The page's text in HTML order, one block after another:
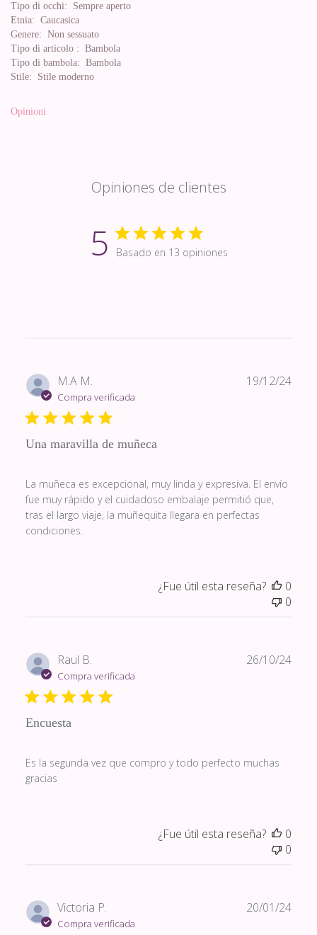
Tipo di occhi: Sempre aperto
Etnia: Caucasica
Genere: Non sessuato
Tipo di articolo : Bambola
Tipo di bambola: Bambola
Stile: Stile moderno
Opinioni
Opiniones de clientes
5 Basado en 13 opiniones
M.A M.
Compra verificada
Una maravilla de muñeca
La muñeca es excepcional, muy linda y expresiva. El envío
fue muy rápido y el cuidadoso embalaje permitió que,
tras el largo viaje, la muñequita llegara en perfectas
condiciones.
19/12/24
¿Fue útil esta reseña?
0
0
Raul B.
Compra verificada
Encuesta
Es la segunda vez que compro y todo perfecto muchas
gracias
26/10/24
¿Fue útil esta reseña?
0
0
Victoria P.
Compra verificada
20/01/24